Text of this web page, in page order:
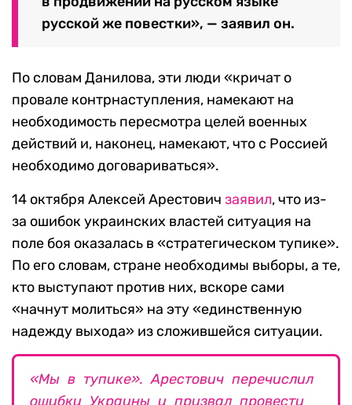
русской же повестки», — заявил он.
По словам Данилова, эти люди «кричат о
провале контрнаступления, намекают на
необходимость пересмотра целей военных
действий и, наконец, намекают, что с Россией
необходимо договариваться».
14 октября Алексей Арестович заявил, что из-
за ошибок украинских властей ситуация на
поле боя оказалась в «стратегическом тупике».
По его словам, стране необходимы выборы, а те,
кто выступают против них, вскоре сами
«начнут молиться» на эту «единственную
надежду выхода» из сложившейся ситуации.
«Мы в тупике». Арестович перечислил
ошибки Украины и призвал провести